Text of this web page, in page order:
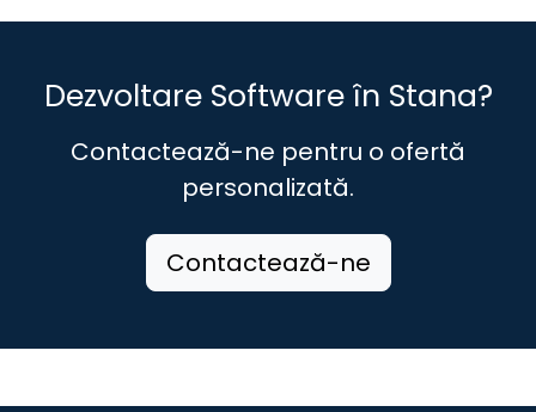
Dezvoltare Software în Stana?
Contactează-ne pentru o ofertă
personalizată.
Contactează-ne